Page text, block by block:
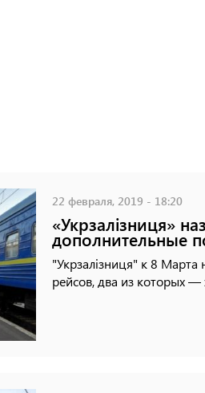
22 февраля, 2019 - 18:20
«Укрзалізниця»
дополнительные
"Укрзалізниця" к 8
рейсов, два из которых —